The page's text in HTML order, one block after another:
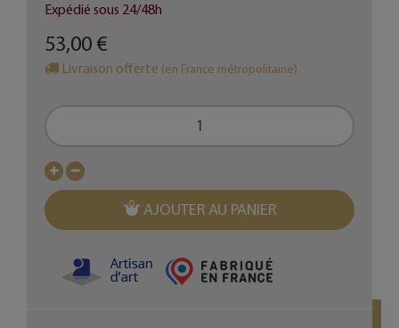
Expédié sous 24/48h
53,00 €
Livraison offerte (en France métropolitaine)
AJOUTER AU PANIER